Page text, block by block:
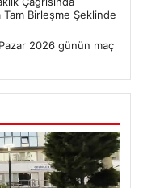
Birleşme Şeklinde
2026 günün maç